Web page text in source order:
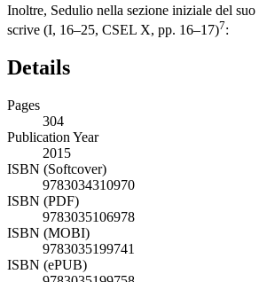
Inoltre, Sedulio nella sezione iniziale del suo
scrive (I, 16–25, CSEL X, pp. 16–17)7:
Details
Pages
304
Publication Year
2015
ISBN (Softcover)
9783034310970
ISBN (PDF)
9783035106978
ISBN (MOBI)
9783035199741
ISBN (ePUB)